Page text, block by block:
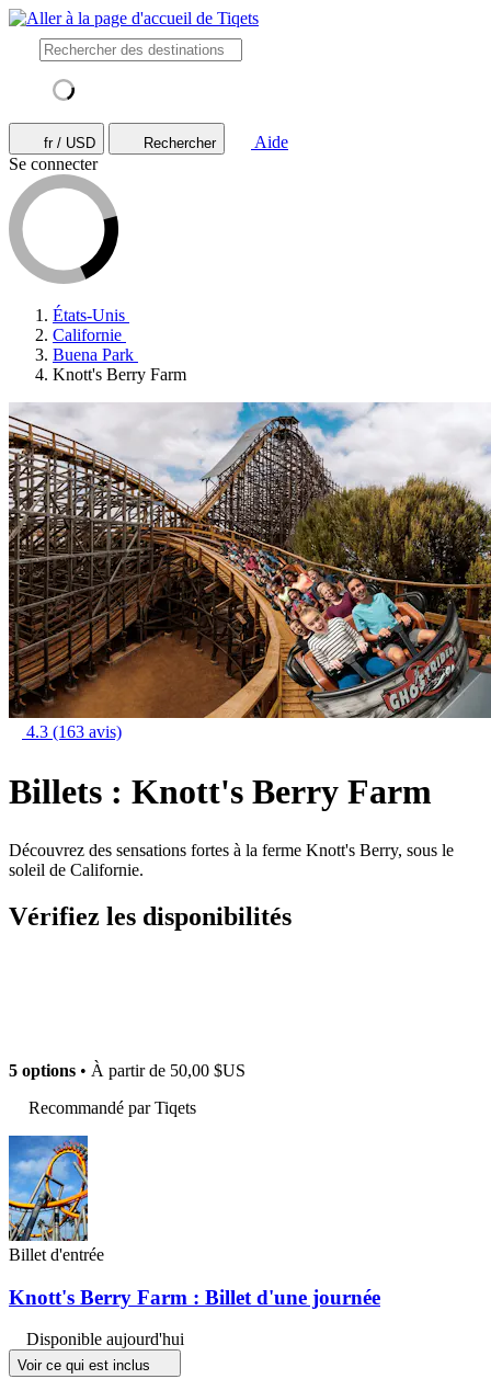
fr / USD Rechercher
Aide
Se connecter
États-Unis
Californie
Buena Park
Knott's Berry Farm
4.3 (163 avis)
Billets : Knott's Berry Farm
Découvrez des sensations fortes à la ferme Knott's Berry, sous le
soleil de Californie.
Vérifiez les disponibilités
5 options • À partir de 50,00 $US
Recommandé par Tiqets
Billet d'entrée
Knott's Berry Farm : Billet d'une journée
Disponible aujourd'hui
Voir ce qui est inclus